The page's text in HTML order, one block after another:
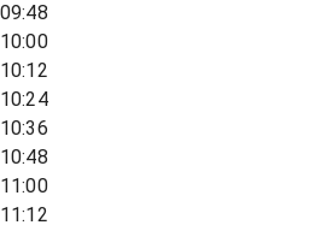
09:48
10:00
10:12
10:24
10:36
10:48
11:00
11:12